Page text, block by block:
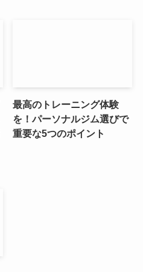
最高のトレーニング体験
を！パーソナルジム選びで
重要な5つのポイント